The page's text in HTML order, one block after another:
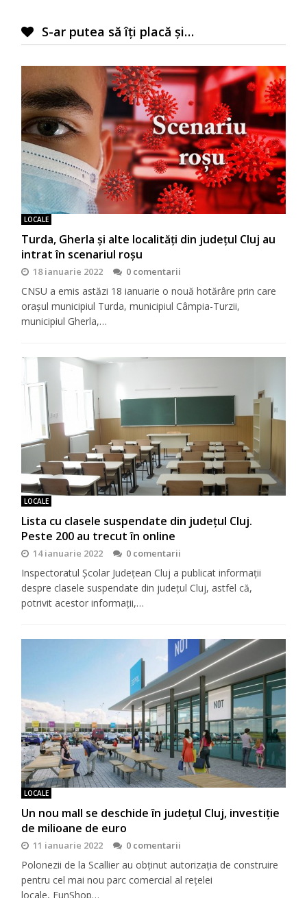
S-ar putea să îți placă și…
LOCALE
Turda, Gherla și alte localități din județul Cluj au
intrat în scenariul roșu
18 ianuarie 2022 0 comentarii
CNSU a emis astăzi 18 ianuarie o nouă hotărâre prin care
orașul municipiul Turda, municipiul Câmpia-Turzii,
municipiul Gherla,…
LOCALE
Lista cu clasele suspendate din județul Cluj.
Peste 200 au trecut în online
14 ianuarie 2022 0 comentarii
Inspectoratul Școlar Județean Cluj a publicat informații
despre clasele suspendate din județul Cluj, astfel că,
potrivit acestor informații,…
LOCALE
Un nou mall se deschide în județul Cluj, investiție
de milioane de euro
11 ianuarie 2022 0 comentarii
Polonezii de la Scallier au obținut autorizația de construire
pentru cel mai nou parc comercial al rețelei
locale, FunShop…